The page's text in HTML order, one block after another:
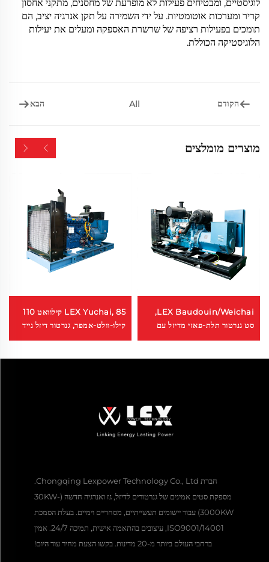
לוגיסטיים, ומבטיחים פעילות לא מופרעת של מחסנים, מתקני אחסון
קריר ומערכות אוטומטיות. על ידי השמירה על תקן אנרגיה יציב, הם
תומכים בפעילות רציפה של שרשרת האספקה ומעלים את יעילות
הלוגיסטיקה הכוללת.
הקודם All הבא
מוצרים מומלצים
LEX Baudouin/Weichai,
סט גנרטור תלת-פאזי מדיזל עם
LEX Yuchai, 85 קילוואט 110
קילו-וולט-אמפר, גנרטור דיזל נייד
חברת Chongqing Lexpower Technology Co., Ltd.
מספקת סטים אמינים של גנרטורים לדיזל, גז ואנרגיה חדשה (30KW-
3000KW) עבור יישומים תעשייתיים, מסחריים וימיים. בעלת הסמכת
ISO9001/14001, עיצובים בהתאמה אישית, תמיכה 24/7. אמין
ברחבי העולם ביותר מ-20 מדינות. בקשו הצעת מחיר עוד היום!